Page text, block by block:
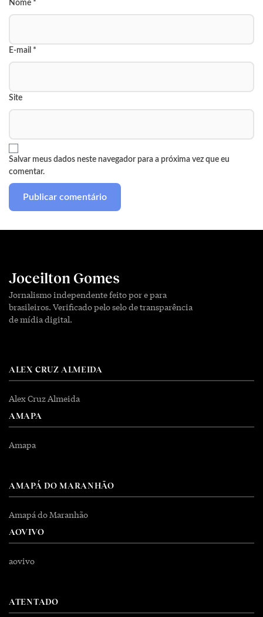
Nome *
E-mail *
Site
Salvar meus dados neste navegador para a próxima vez que eu
comentar.
Joceilton Gomes
Jornalismo independente feito por e para
brasileiros. Verificado pelo selo de transparência
de mídia digital.
ALEX CRUZ ALMEIDA
Alex Cruz Almeida
AMAPA
Amapa
AMAPÁ DO MARANHÃO
Amapá do Maranhão
AOVIVO
aovivo
ATENTADO